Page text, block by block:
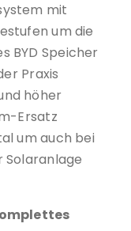
mit
um die
BYD Speicher
Praxis
höher
Ersatz
um auch bei
Solaranlage